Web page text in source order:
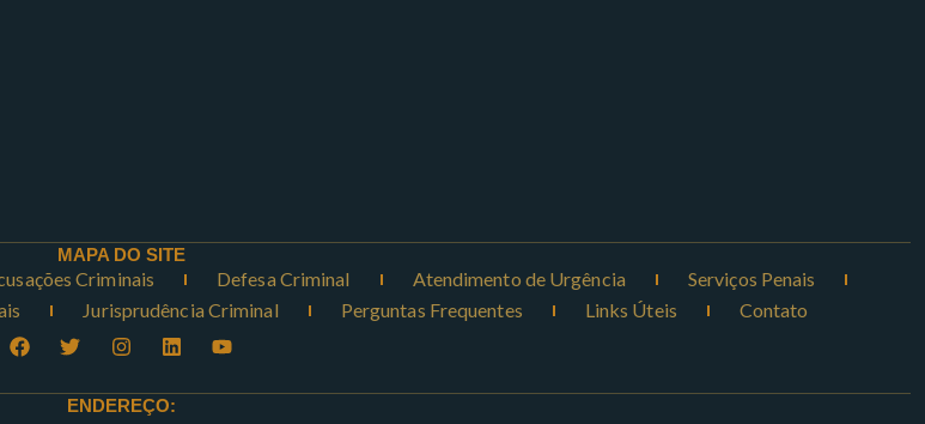
MAPA DO SITE
Criminais Defesa Criminal Atendimento de Urgência
Serviços Penais
Jurisprudência Criminal Perguntas Frequentes Links Úteis Contato
ENDEREÇO: